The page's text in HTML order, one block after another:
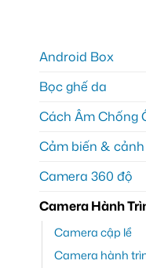
Android Box
Bọc ghế da
Cách Âm Chống
Cảm biến &
Camera 360 độ
Camera Hành
Camera cập lề
Camera hành